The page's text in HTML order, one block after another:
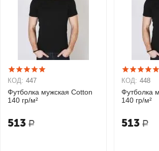
КОД: 447
Футболка мужская Cotton
140 гр/м²
513 Р
КОД: 448
Футболка
140 гр/м²
513 Р